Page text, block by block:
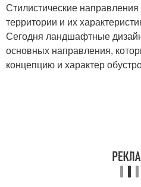
Стилистические направления
территории и их
Сегодня ландшафтные
основных направления,
концепцию и характер